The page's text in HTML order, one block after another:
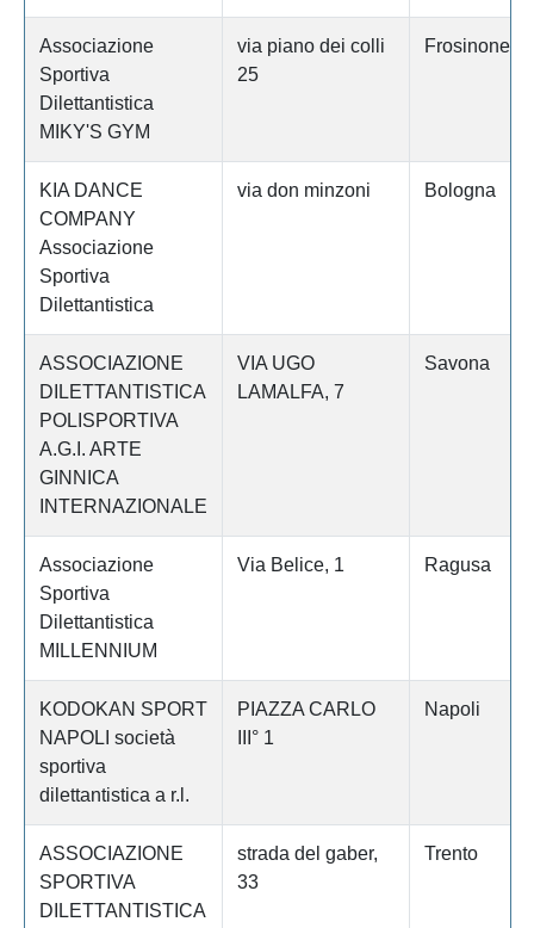
Associazione
Sportiva
Dilettantistica
MIKY'S GYM
via piano dei colli
25
Frosinone
KIA DANCE
COMPANY
Associazione
Sportiva
Dilettantistica
via don minzoni Bologna
ASSOCIAZIONE
DILETTANTISTICA
POLISPORTIVA
A.G.I. ARTE
GINNICA
INTERNAZIONALE
VIA UGO
LAMALFA, 7
Savona
Associazione
Sportiva
Dilettantistica
MILLENNIUM
Via Belice, 1 Ragusa
KODOKAN SPORT
NAPOLI società
sportiva
dilettantistica a r.l.
PIAZZA CARLO
III° 1
Napoli
ASSOCIAZIONE
SPORTIVA
DILETTANTISTICA
strada del gaber,
33
Trento